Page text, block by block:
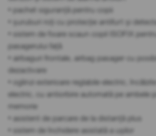
• pachet siguranță pentru copii
• șuruburi roți cu protecție antifurt și
• sistem de fixare scaun copil ISOFIX
pasagerului față
• airbaguri frontale, airbag pasager cu
dezactivare
• oglinzi exterioare reglabile electric,
electric, cu antiorbire automată pe ambele
memorie
• asistent de parcare de la distanță plus
• sistem de închidere asistată a ușilor